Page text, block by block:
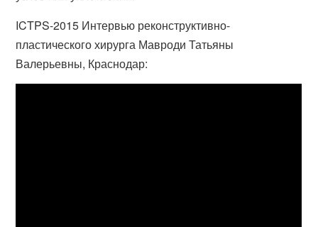
ICTPS-2015 Интервью реконструктивно-
пластического хирурга Мавроди Татьяны
Валерьевны, Краснодар: